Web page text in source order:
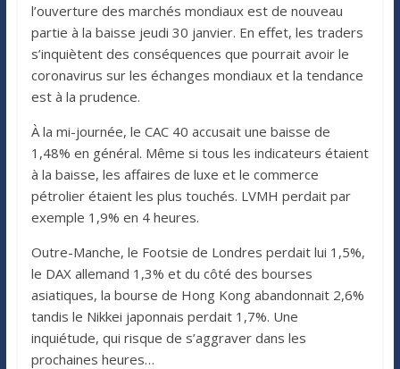
l’ouverture des marchés mondiaux est de nouveau
partie à la baisse jeudi 30 janvier. En effet, les traders
s’inquiètent des conséquences que pourrait avoir le
coronavirus sur les échanges mondiaux et la tendance
est à la prudence.
À la mi-journée, le CAC 40 accusait une baisse de
1,48% en général. Même si tous les indicateurs étaient
à la baisse, les affaires de luxe et le commerce
pétrolier étaient les plus touchés. LVMH perdait par
exemple 1,9% en 4 heures.
Outre-Manche, le Footsie de Londres perdait lui 1,5%,
le DAX allemand 1,3% et du côté des bourses
asiatiques, la bourse de Hong Kong abandonnait 2,6%
tandis le Nikkei japonnais perdait 1,7%. Une
inquiétude, qui risque de s’aggraver dans les
prochaines heures…